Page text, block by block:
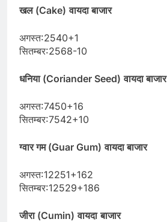
खल (Cake) वायदा बाजार
अगस्त:2540+1
सितम्बर:2568-10
धनिया (Coriander Seed) वायदा बाजार
अगस्त:7450+16
सितम्बर:7542+10
ग्वार गम (Guar Gum) वायदा बाजार
अगस्त:12251+162
सितम्बर:12529+186
जीरा (Cumin) वायदा बाजार